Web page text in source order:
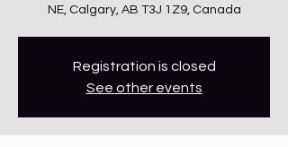
NE, Calgary, AB T3J 1Z9, Canada
Registration is closed
See other events